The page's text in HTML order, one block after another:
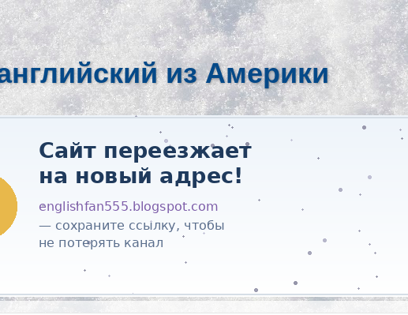
из Америки